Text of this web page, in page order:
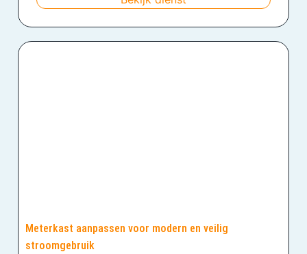
Meterkast aanpassen voor modern en veilig
stroomgebruik